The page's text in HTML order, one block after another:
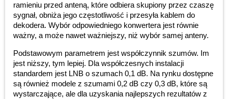
ramieniu przed anteną, które odbiera skupiony przez czaszę
sygnał, obniża jego częstotliwość i przesyła kablem do
dekodera. Wybór odpowiedniego konwertera jest równie
ważny, a może nawet ważniejszy, niż wybór samej anteny.
Podstawowym parametrem jest współczynnik szumów. Im
jest niższy, tym lepiej. Dla współczesnych instalacji
standardem jest LNB o szumach 0,1 dB. Na rynku dostępne
są również modele z szumami 0,2 dB czy 0,3 dB, które są
wystarczające, ale dla uzyskania najlepszych rezultatów z